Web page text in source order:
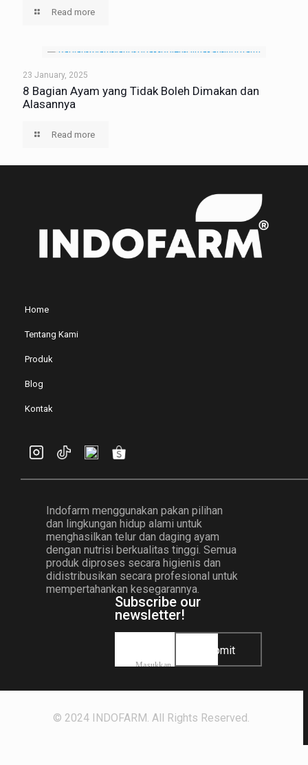
Read more
23 January, 2025
8 Bagian Ayam yang Tidak Boleh Dimakan dan
Alasannya
Read more
Home
Tentang Kami
Produk
Blog
Kontak
Indofarm menggunakan pakan pilihan
dan lingkungan hidup alami untuk
menghasilkan telur dan daging ayam
dengan nutrisi berkualitas tinggi. Semua
produk diproses secara higienis dan
didistribusikan secara profesional untuk
mempertahankan kesegarannya.
Subscribe our
newsletter!
Submit
© 2024 INDOFARM. All Rights Reserved.